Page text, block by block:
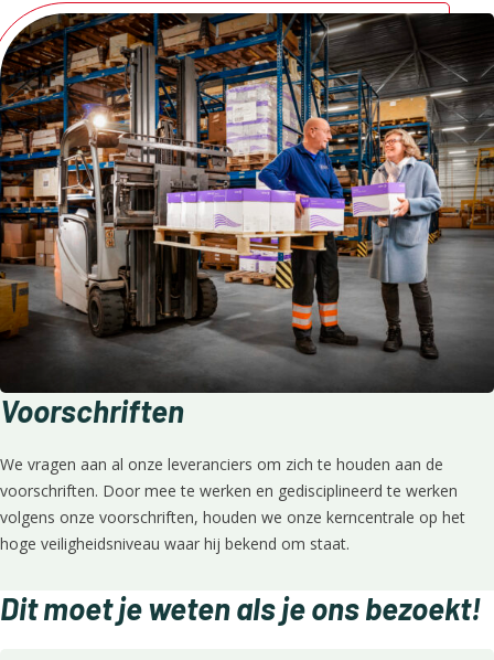
Voorschriften
We vragen aan al onze leveranciers om zich te houden aan de
voorschriften. Door mee te werken en gedisciplineerd te werken
volgens onze voorschriften, houden we onze kerncentrale op het
hoge veiligheidsniveau waar hij bekend om staat.
Dit moet je weten als je ons bezoekt!